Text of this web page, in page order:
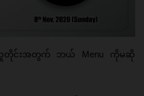
လူတိုင်းအတွက် ဘယ် Menu ကိုမဆို